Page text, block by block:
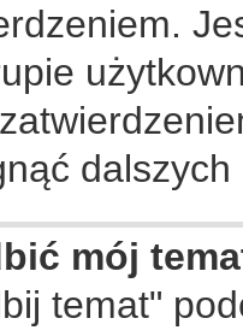
mój
temat"